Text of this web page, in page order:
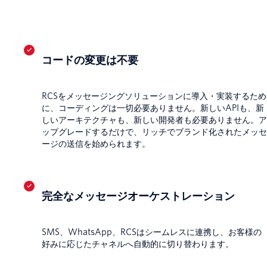
コードの変更は不要
RCSをメッセージングソリューションに導入・実装するため
に、コーディングは一切必要ありません。新しいAPIも、新
しいアーキテクチャも、新しい開発者も必要ありません。ア
ップグレードするだけで、リッチでブランド化されたメッセ
ージの送信を始められます。
完全なメッセージオーケストレーション
SMS、WhatsApp、RCSはシームレスに連携し、お客様の
好みに応じたチャネルへ自動的に切り替わります。